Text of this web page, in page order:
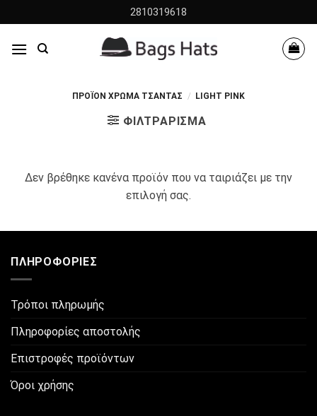
to
content
2810319618
ΠΡΟΪΌΝ ΧΡΩΜΑ ΤΣΆΝΤΑΣ / LIGHT PINK
ΦΙΛΤΡΆΡΙΣΜΑ
Δεν βρέθηκε κανένα προϊόν που να ταιριάζει με την
επιλογή σας.
ΠΛΗΡΟΦΟΡΊΕΣ
Τρόποι πληρωμής
Πληροφορίες αποστολής
Επιστροφές προϊόντων
Όροι χρήσης